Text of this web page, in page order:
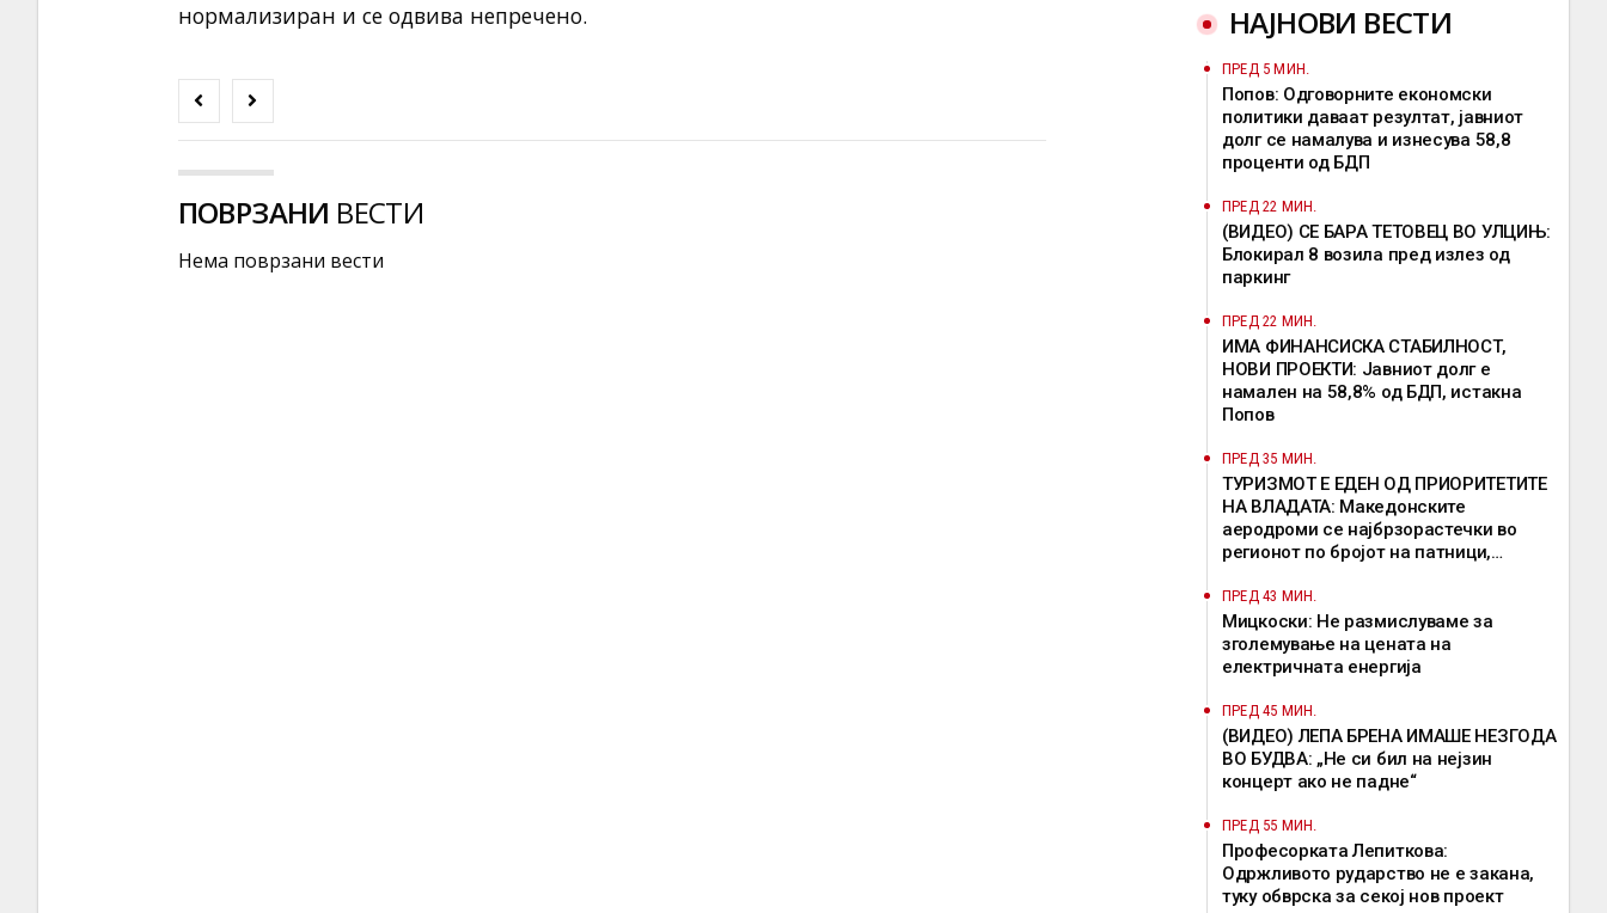
нормализиран и се одвива непречено.
ПОВРЗАНИ ВЕСТИ
Нема поврзани вести
НАЈНОВИ ВЕСТИ
ПРЕД 5 МИН.
Попов: Одговорните економски
политики даваат резултат, јавниот
долг се намалува и изнесува 58,8
проценти од БДП
ПРЕД 22 МИН.
(ВИДЕО) СЕ БАРА ТЕТОВЕЦ ВО УЛЦИЊ:
Блокирал 8 возила пред излез од
паркинг
ПРЕД 22 МИН.
ИМА ФИНАНСИСКА СТАБИЛНОСТ,
НОВИ ПРОЕКТИ: Јавниот долг е
намален на 58,8% од БДП, истакна
Попов
ПРЕД 35 МИН.
ТУРИЗМОТ Е ЕДЕН ОД ПРИОРИТЕТИТЕ
НА ВЛАДАТА: Македонските
аеродроми се најбрзорастечки во
регионот по бројот на патници,
ПРЕД 43 МИН.
Мицкоски: Не размислуваме за
зголемување на цената на
електричната енергија
ПРЕД 45 МИН.
(ВИДЕО) ЛЕПА БРЕНА ИМАШЕ НЕЗГОДА
ВО БУДВА: „Не си бил на нејзин
концерт ако не падне“
ПРЕД 55 МИН.
Професорката Лепиткова:
Одржливото рударство не е закана,
туку обврска за секој нов проект